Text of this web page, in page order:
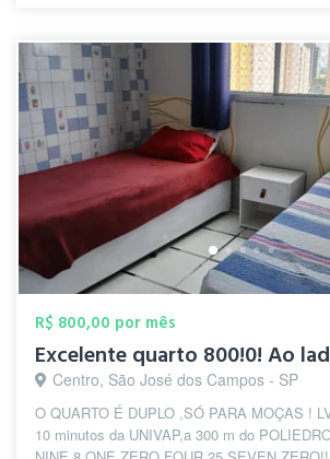
R$ 800,00 por mês
Excelente quarto 800!0! Ao
Centro, São José dos Campos - SP
O QUARTO É DUPLO ,SÓ PARA MOÇAS !
10 minutos da UNIVAP,a 300 m do